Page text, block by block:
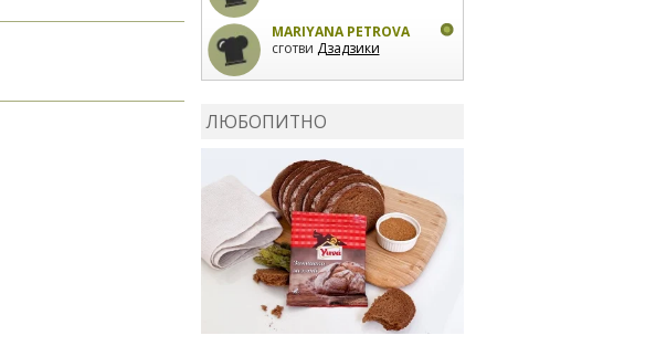
MARIYANA PETROVA
сготви Дзадзики
фурна
рецептатаСвински
ребра с печени
картофи
ЛЮБОПИТНО